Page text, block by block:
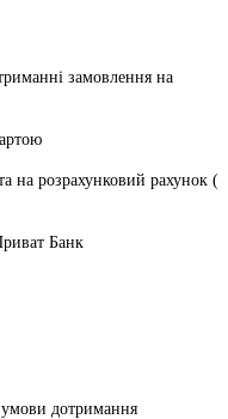
замовлення на
на розрахунковий рахунок (
Банк
дотримання